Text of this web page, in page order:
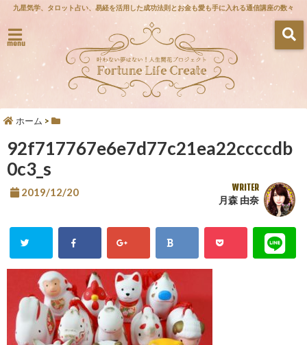
九星気学、タロット占い、易経を活用した成功法則とお金も愛も手に入れる通信講座の数々
menu
ホーム >
92f717767e6e7d77c21ea22ccccdb
0c3_s
2019/12/20 WRITER
月森 由奈